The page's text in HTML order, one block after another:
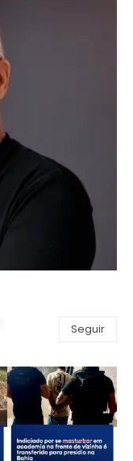
Seguir